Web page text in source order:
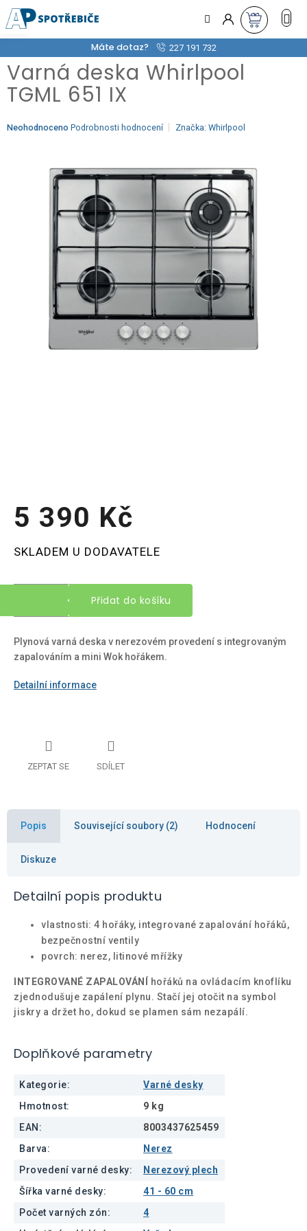
na
obsah
Máte dotaz? 227 191 732
Varná deska Whirlpool
TGML 651 IX
Průměrné
Neohodnoceno Podrobnosti hodnocení Značka: Whirlpool
5 390 Kč
cena:
SKLADEM U DODAVATELE
Přidat do košíku
Plynová varná deska v nerezovém provedení s integrovaným
zapalováním a mini Wok hořákem.
Detailní informace
ZEPTAT SE SDÍLET
Popis Související soubory (2) Hodnocení
Diskuze
Detailní popis produktu
vlastnosti: 4 hořáky, integrované zapalování hořáků,
bezpečnostní ventily
povrch: nerez, litinové mřížky
INTEGROVANÉ ZAPALOVÁNÍ hořáků na ovládacím knoflíku
zjednodušuje zapálení plynu. Stačí jej otočit na symbol
jiskry a držet ho, dokud se plamen sám nezapálí.
Doplňkové parametry
Kategorie:
Varné desky
Hmotnost:
9 kg
EAN:
8003437625459
Barva:
Nerez
Provedení varné desky:
Nerezový plech
Šířka varné desky:
41 - 60 cm
Počet varných zón:
4